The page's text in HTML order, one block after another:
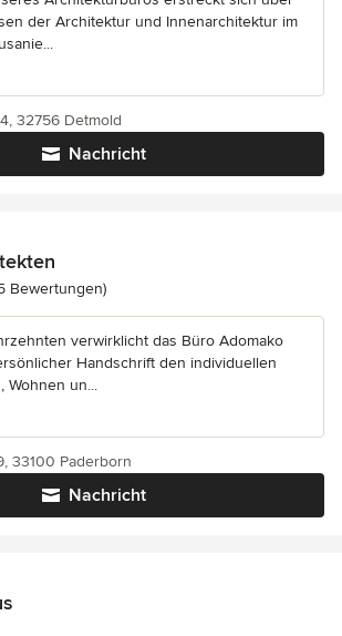
der Architektur und Innenarchitektur im
Nachricht
32756 Detmold
5 von 5 Sternen
Bewertungen)
verwirklicht das Büro Adomako
Handschrift den individuellen
Wohnen un...
Nachricht
33100 Paderborn